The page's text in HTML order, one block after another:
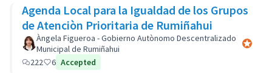
Agenda Local para la Igualdad de los Grupos
de Atenciòn Prioritaria de Rumiñahui
Àngela Figueroa - Gobierno Autònomo Descentralizado
Municipal de Rumiñahui
Official
222
6 Accepted